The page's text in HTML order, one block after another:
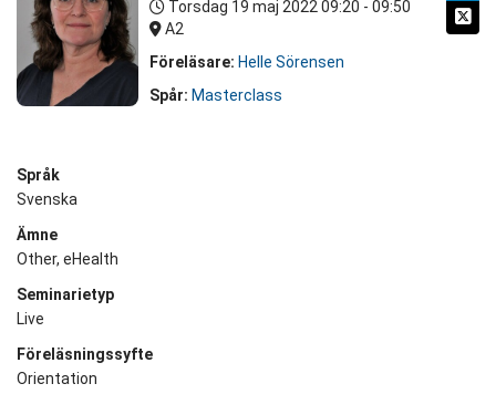
Torsdag 19 maj 2022 09:20 - 09:50
A2
Föreläsare: Helle Sörensen
Spår: Masterclass
Språk
Svenska
Ämne
Other, eHealth
Seminarietyp
Live
Föreläsningssyfte
Orientation